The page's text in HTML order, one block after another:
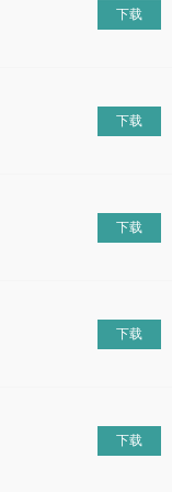
下载
下载
下载
下载
下载